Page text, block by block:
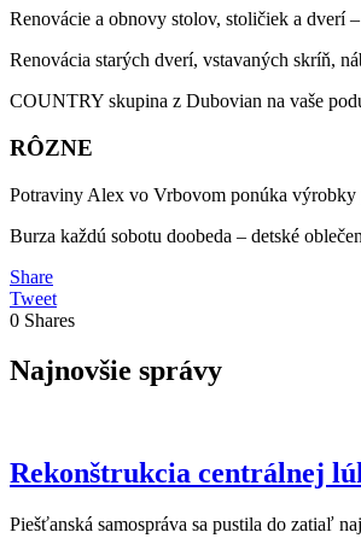
Renovácie a obnovy stolov, stoličiek a dverí
Renovácia starých dverí, vstavaných skríň,
COUNTRY skupina z Dubovian na vaše
RÔZNE
Potraviny Alex vo Vrbovom ponúka výrobky
Burza každú sobotu doobeda – detské
Share
Tweet
0 Shares
Najnovšie správy
Rekonštrukcia centrálnej
Piešťanská samospráva sa pustila do zatiaľ